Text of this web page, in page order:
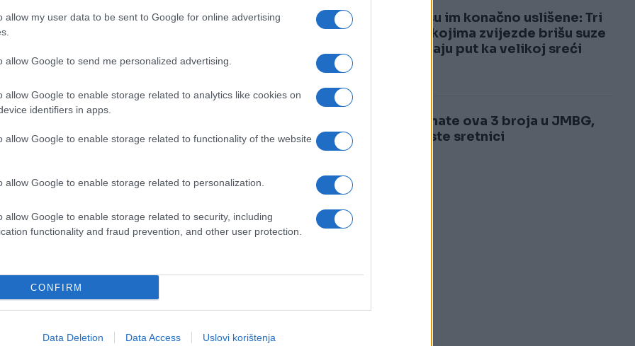
allow my user data to be sent to Google for online advertising
allow Google to send me personalized advertising.
allow Google to enable storage related to analytics like cookies on
identifiers in apps.
allow Google to enable storage related to functionality of the website
allow Google to enable storage related to personalization.
allow Google to enable storage related to security, including
functionality and fraud prevention, and other user protection.
CONFIRM
Data Deletion Data Access Uslovi korištenja
se i gledati širu sliku. Kad svi reagiraju
postavljaju pitanje: "Što je zapravo bitno?"
u tuđe drame i ne donose zaključke na
Ne drže se slijepo pravila ni
imaju smisla. Njihovi savjeti znaju biti drugačiji
- jer dolaze iz distance, logike i šire
3
Želje su im konačno uslišene: Tri
znaka kojima zvijezde brišu suze
i otvaraju put ka velikoj sreći
4
Ako imate ova 3 broja u JMBG,
pravi ste sretnici